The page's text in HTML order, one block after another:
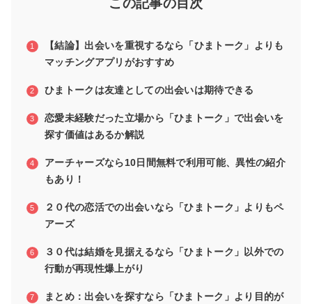
この記事の目次
【結論】出会いを重視するなら「ひまトーク」よりも
マッチングアプリがおすすめ
ひまトークは友達としての出会いは期待できる
恋愛未経験だった立場から「ひまトーク」で出会いを
探す価値はあるか解説
アーチャーズなら10日間無料で利用可能、異性の紹介
もあり！
２０代の恋活での出会いなら「ひまトーク」よりもペ
アーズ
３０代は結婚を見据えるなら「ひまトーク」以外での
行動が再現性爆上がり
まとめ：出会いを探すなら「ひまトーク」より目的が